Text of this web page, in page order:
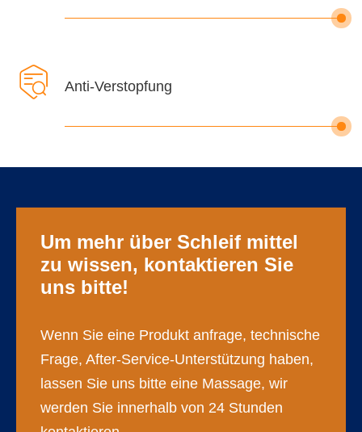
 Anti-Verstopfung
Um mehr über Schleif mittel
zu wissen, kontaktieren Sie
uns bitte!
Wenn Sie eine Produkt anfrage, technische
Frage, After-Service-Unterstützung haben,
lassen Sie uns bitte eine Massage, wir
werden Sie innerhalb von 24 Stunden